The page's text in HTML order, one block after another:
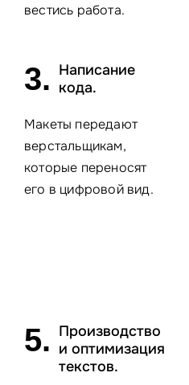
вестись работа.
3. Написание
кода.
Макеты передают
верстальщикам,
которые переносят
его в цифровой вид.
5. Производство
и оптимизация
текстов.